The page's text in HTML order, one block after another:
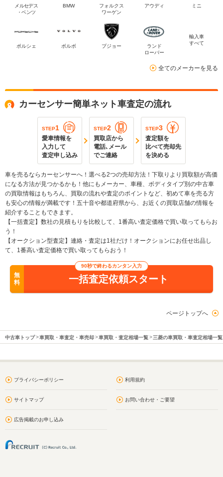
メルセデス
・ベンツ
BMW
フォルクス
ワーゲン
アウディ ミニ
ポルシェ ボルボ プジョー
ランド
ローバー
輸入車
すべて
全てのメーカーを見る
カーセンサー簡単ネット車査定の流れ
STEP1
愛車情報を
入力して
査定申し込み
STEP2
買取店から
電話､メール
でご連絡
STEP3
査定額を
比べて売却先
を決める
車を売るならカーセンサーへ！選べる2つの売却方法！下取りより買取額が高価
になる方法が見つかるかも！他にもメーカー、車種、ボディタイプ別の中古車
の買取情報はもちろん、買取の流れや査定のポイントなど、初めて車を売る方
も安心の情報が満載です！五十音や都道府県から、お近くの買取店舗の情報を
紹介することもできます。
【一括査定】数社の見積もりを比較して、1番高い査定価格で買い取ってもらお
う！
【オークション型査定】連絡・査定は1社だけ！オークションにお任せ出品し
て、1番高い査定価格で買い取ってもらおう！
無
料
90秒で終わるカンタン入力
一括査定依頼スタート
ページトップへ
中古車トップ 車買取・車査定・車売却 車買取・査定相場一覧 三菱の車買取・車査定相場一覧
プライバシーポリシー 利用規約
サイトマップ お問い合わせ・ご要望
広告掲載のお申し込み